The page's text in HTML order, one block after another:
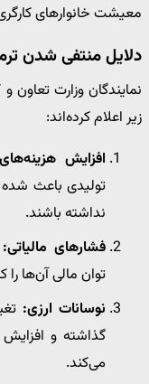
معیشت خانوارهای کارگری
دلایل منتفی شدن
نمایندگان وزارت تعاون
زیر اعلام کرده‌اند:
افزایش
تولیدی باعث شده
نداشته باشند.
فشارهای مالیاتی:
توان مالی آن‌ها
نوسانات ارزی:
گذاشته و
می‌کند.